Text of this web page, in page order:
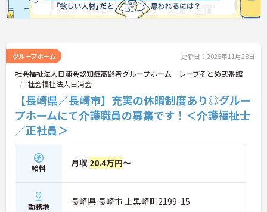
グループホーム 更新日：2025年11月28日
社会福祉法人日浦会認知症高齢者グループホーム レーブそとめ弐番館
社会福祉法人日浦会
【長崎県／長崎市】充実の休暇制度あり◎グルー
プホームにて介護職員の募集です！＜介護福祉士
／正社員＞
給料 月収 20.4万円～
勤務地 長崎県 長崎市 上黒崎町2199-15